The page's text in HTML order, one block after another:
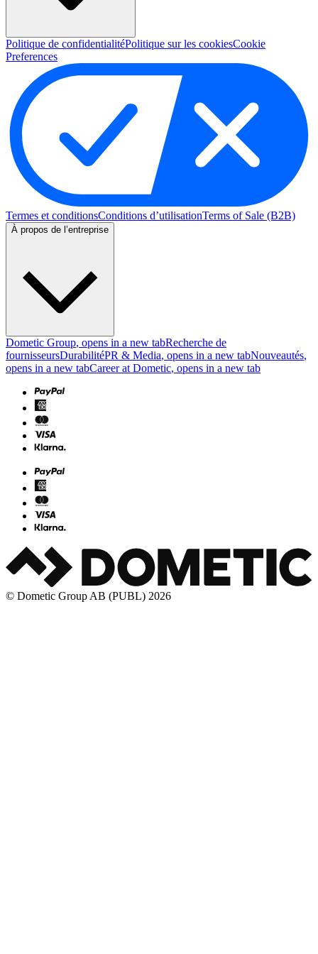
Politique de confidentialitéPolitique sur les cookiesCookie
Preferences
Termes et conditionsConditions d’utilisationTerms of Sale (B2B)
À propos de l’entreprise
Dometic Group, opens in a new tabRecherche de
fournisseursDurabilitéPR & Media, opens in a new tabNouveautés,
opens in a new tabCareer at Dometic, opens in a new tab
© Dometic Group AB (PUBL) 2026